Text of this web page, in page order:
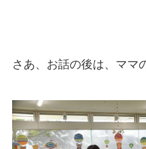
さあ、お話の後は、ママ